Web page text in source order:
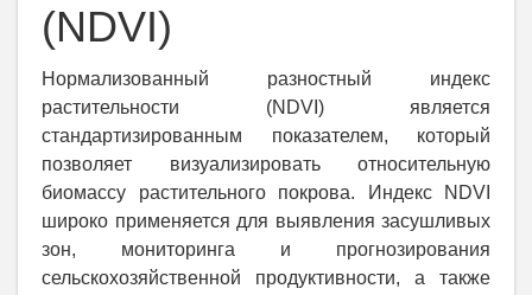
(NDVI)
Нормализованный разностный индекс
растительности (NDVI) является
стандартизированным показателем, который
позволяет визуализировать относительную
биомассу растительного покрова. Индекс NDVI
широко применяется для выявления засушливых
зон, мониторинга и прогнозирования
сельскохозяйственной продуктивности, а также